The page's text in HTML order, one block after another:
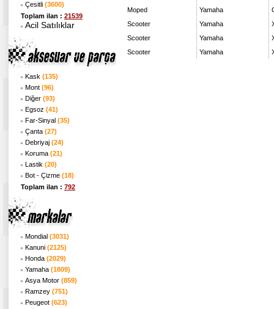
Çesitli (3600)
Toplam ilan : 21539
Acil Satılıklar
Kask (135)
Mont (96)
Diğer (93)
Egsoz (41)
Far-Sinyal (35)
Çanta (27)
Debriyaj (24)
Koruma (21)
Lastik (20)
Bot - Çizme (18)
Toplam ilan : 792
Mondial (3031)
Kanuni (2125)
Honda (2029)
Yamaha (1809)
Asya Motor (859)
Ramzey (751)
Peugeot (623)
Moped
Yamaha
Scooter
Yamaha
Scooter
Yamaha
Scooter
Yamaha